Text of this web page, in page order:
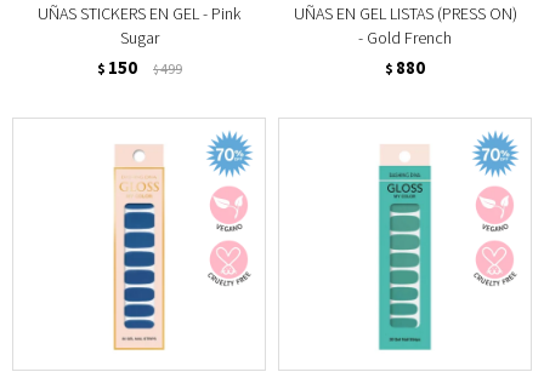
UÑAS STICKERS EN GEL - Pink
Sugar
$ 150 $499
UÑAS EN GEL LISTAS (PRESS ON)
- Gold French
$ 880